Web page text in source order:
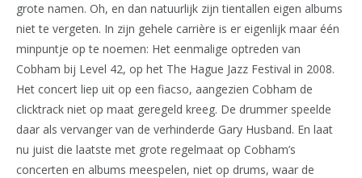
grote namen. Oh, en dan natuurlijk zijn tientallen eigen albums
niet te vergeten. In zijn gehele carrière is er eigenlijk maar één
minpuntje op te noemen: Het eenmalige optreden van
Cobham bij Level 42, op het The Hague Jazz Festival in 2008.
Het concert liep uit op een fiacso, aangezien Cobham de
clicktrack niet op maat geregeld kreeg. De drummer speelde
daar als vervanger van de verhinderde Gary Husband. En laat
nu juist die laatste met grote regelmaat op Cobham’s
concerten en albums meespelen, niet op drums, waar de